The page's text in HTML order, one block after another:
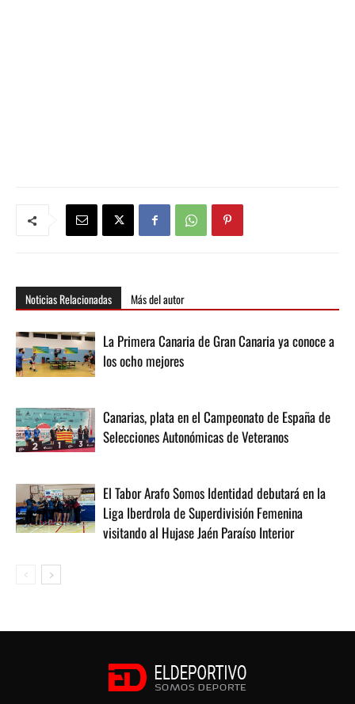
Noticias Relacionadas Más del autor
La Primera Canaria de Gran Canaria ya conoce a
los ocho mejores
Canarias, plata en el Campeonato de España de
Selecciones Autonómicas de Veteranos
El Tabor Arafo Somos Identidad debutará en la
Liga Iberdrola de Superdivisión Femenina
visitando al Hujase Jaén Paraíso Interior